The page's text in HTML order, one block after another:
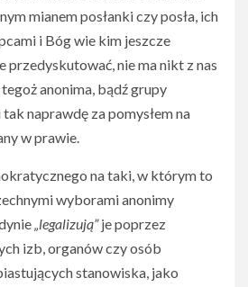
mianem posłanki czy posła, ich
i Bóg wie kim jeszcze
przedyskutować, nie ma nikt z nas
anonima, bądź grupy
naprawdę za pomysłem na
w prawie.
na taki, w którym to
wyborami anonimy
„legalizują”je poprzez
izb, organów czy osób
stanowiska, jako